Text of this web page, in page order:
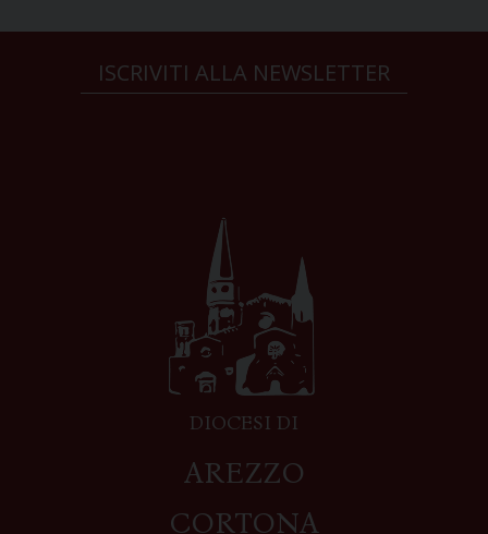
ISCRIVITI ALLA NEWSLETTER
DIOCESI DI
AREZZO
CORTONA